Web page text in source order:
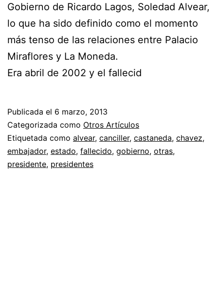
Gobierno de Ricardo Lagos, Soledad Alvear,
lo que ha sido definido como el momento
más tenso de las relaciones entre Palacio
Miraflores y La Moneda.
Era abril de 2002 y el fallecid
Publicada el 6 marzo, 2013
Categorizada como Otros Artículos
Etiquetada como alvear, canciller, castaneda, chavez,
embajador, estado, fallecido, gobierno, otras,
presidente, presidentes